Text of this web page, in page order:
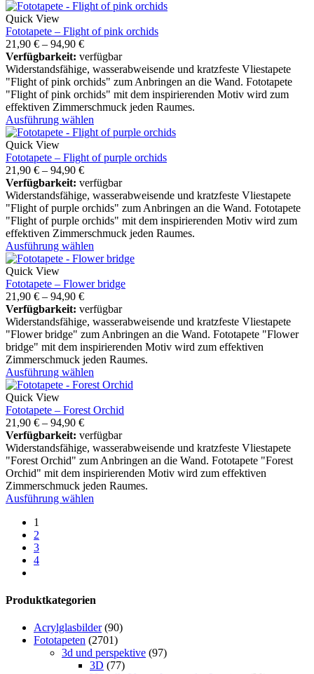
Quick View
Fototapete – Flight of pink orchids
21,90 € – 94,90 €
Verfügbarkeit: verfügbar
Widerstandsfähige, wasserabweisende und kratzfeste Vliestapete
"Flight of pink orchids" zum Anbringen an die Wand. Fototapete
"Flight of pink orchids" mit dem inspirierenden Motiv wird zum
effektiven Zimmerschmuck jeden Raumes.
Ausführung wählen
Quick View
Fototapete – Flight of purple orchids
21,90 € – 94,90 €
Verfügbarkeit: verfügbar
Widerstandsfähige, wasserabweisende und kratzfeste Vliestapete
"Flight of purple orchids" zum Anbringen an die Wand. Fototapete
"Flight of purple orchids" mit dem inspirierenden Motiv wird zum
effektiven Zimmerschmuck jeden Raumes.
Ausführung wählen
Quick View
Fototapete – Flower bridge
21,90 € – 94,90 €
Verfügbarkeit: verfügbar
Widerstandsfähige, wasserabweisende und kratzfeste Vliestapete
"Flower bridge" zum Anbringen an die Wand. Fototapete "Flower
bridge" mit dem inspirierenden Motiv wird zum effektiven
Zimmerschmuck jeden Raumes.
Ausführung wählen
Quick View
Fototapete – Forest Orchid
21,90 € – 94,90 €
Verfügbarkeit: verfügbar
Widerstandsfähige, wasserabweisende und kratzfeste Vliestapete
"Forest Orchid" zum Anbringen an die Wand. Fototapete "Forest
Orchid" mit dem inspirierenden Motiv wird zum effektiven
Zimmerschmuck jeden Raumes.
Ausführung wählen
1
2
3
4
Produktkategorien
Acrylglasbilder (90)
Fototapeten (2701)
3d und perspektive (97)
3D (77)